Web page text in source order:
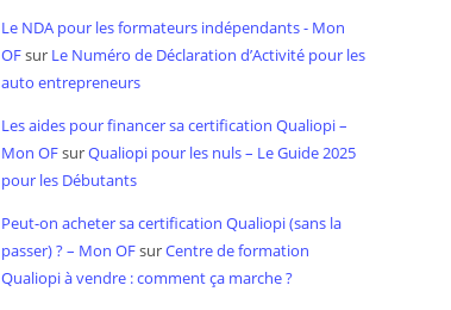
Le NDA pour les formateurs indépendants - Mon
OFsur Le Numéro de Déclaration d’Activité pour les
auto entrepreneurs
Les aides pour financer sa certification Qualiopi –
Mon OFsurQualiopi pour les nuls – Le Guide 2025
pour les Débutants
Peut-on acheter sa certification Qualiopi (sans la
passer) ? – Mon OFsurCentre de formation
Qualiopi à vendre : comment ça marche ?